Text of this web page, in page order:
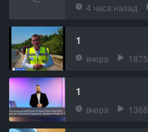
4 часа назад
1
вчера 1875
1
вчера 1368